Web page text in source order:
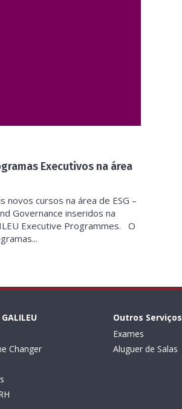
Executivos na área
novos cursos na área de ESG –
Governance inseridos na
Executive Programmes. O
Changer
Outros Serviços
Exames
Aluguer de Salas